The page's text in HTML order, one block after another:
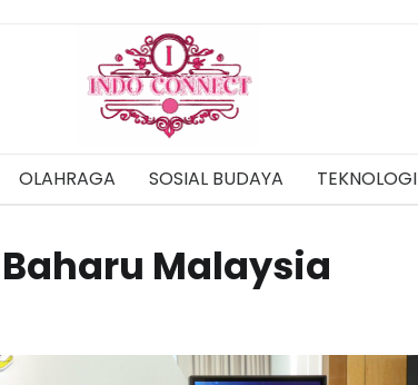
OLAHRAGA SOSIAL BUDAYA TEKNOLOGI
Malaysia